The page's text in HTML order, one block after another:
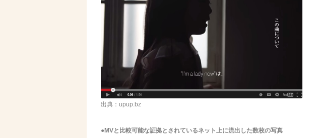
出典：upup.bz
●MVと比較可能な証拠とされているネット上に流出した数枚の写真